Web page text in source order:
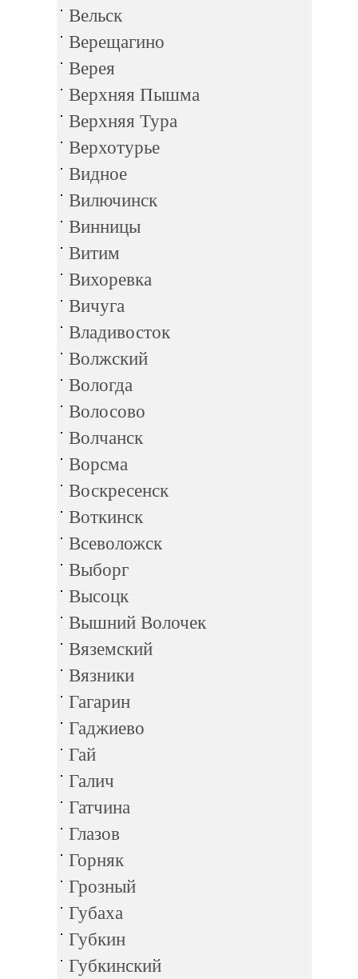
Вельск
Верещагино
Верея
Верхняя Пышма
Верхняя Тура
Верхотурье
Видное
Вилючинск
Винницы
Витим
Вихоревка
Вичуга
Владивосток
Волжский
Вологда
Волосово
Волчанск
Ворсма
Воскресенск
Воткинск
Всеволожск
Выборг
Высоцк
Вышний Волочек
Вяземский
Вязники
Гагарин
Гаджиево
Гай
Галич
Гатчина
Глазов
Горняк
Грозный
Губаха
Губкин
Губкинский